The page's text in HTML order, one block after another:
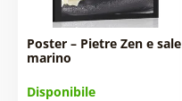
Poster – Pietre Zen e sale
marino
Disponibile